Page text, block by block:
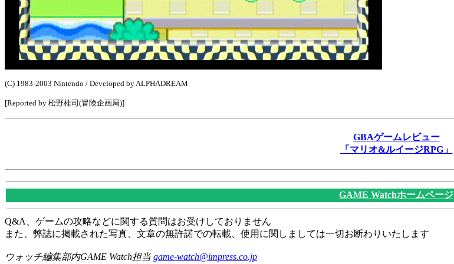
(C) 1983-2003 Nintendo / Developed by ALPHADREAM
[Reported by 松野桂司(冒険企画局)]
GBAゲームレビュー
「マリオ&ルイージRPG」
GAME Watchホームページ
Q&A、ゲームの攻略などに関する質問はお受けしておりません
また、弊誌に掲載された写真、文章の無許諾での転載、使用に関しましては一切お断わりいたします
ウォッチ編集部内GAME Watch担当 game-watch@impress.co.jp